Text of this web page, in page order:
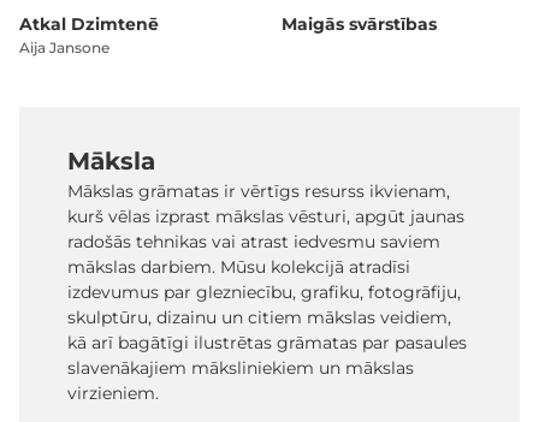
Atkal Dzimtenē
Aija Jansone
Maigās svārstības
Māksla
Mākslas grāmatas ir vērtīgs resurss ikvienam,
kurš vēlas izprast mākslas vēsturi, apgūt jaunas
radošās tehnikas vai atrast iedvesmu saviem
mākslas darbiem. Mūsu kolekcijā atradīsi
izdevumus par glezniecību, grafiku, fotogrāfiju,
skulptūru, dizainu un citiem mākslas veidiem,
kā arī bagātīgi ilustrētas grāmatas par pasaules
slavenākajiem māksliniekiem un mākslas
virzieniem.